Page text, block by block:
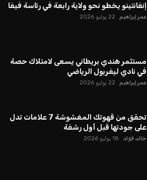
إنفانتينو يخطو نحو ولاية رابعة في رئاسة فيفا
عمر إبراهيم 22 يوليو 2026
مستثمر هندي بريطاني يسعى لامتلاك حصة
في نادي ليفربول الرياضي
عمر إبراهيم 22 يوليو 2026
تحقق من قهوتك المغشوشة 7 علامات تدل
على جودتها قبل أول رشفة
خالد فؤاد 18 يوليو 2026